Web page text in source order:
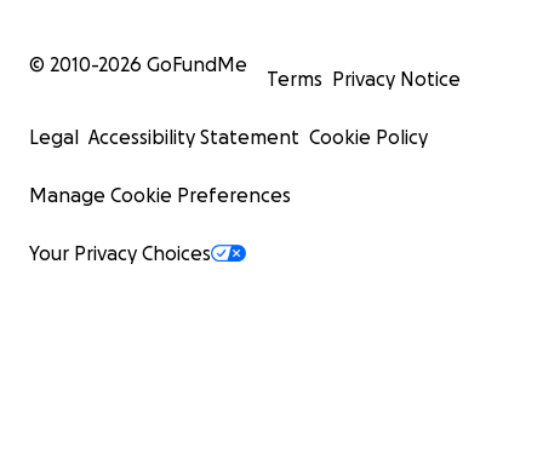
© 2010-2026 GoFundMe
Terms Privacy Notice
Legal Accessibility Statement Cookie Policy
Manage Cookie Preferences
Your Privacy Choices